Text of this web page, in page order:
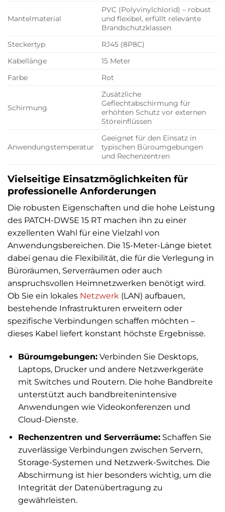
Mantelmaterial
PVC (Polyvinylchlorid) – robust
und flexibel, erfüllt relevante
Brandschutzklassen
Steckertyp
RJ45 (8P8C)
Kabellänge
15 Meter
Farbe
Rot
Schirmung
Zusätzliche
Geflechtabschirmung für
erhöhten Schutz vor externen
Störeinflüssen
Anwendungstemperatur
Geeignet für den Einsatz in
typischen Büroumgebungen
und Rechenzentren
Vielseitige Einsatzmöglichkeiten für
professionelle Anforderungen
Die robusten Eigenschaften und die hohe Leistung
des PATCH-DW5E 15 RT machen ihn zu einer
exzellenten Wahl für eine Vielzahl von
Anwendungsbereichen. Die 15-Meter-Länge bietet
dabei genau die Flexibilität, die für die Verlegung in
Büroräumen, Serverräumen oder auch
anspruchsvollen Heimnetzwerken benötigt wird.
Ob Sie ein lokales Netzwerk (LAN) aufbauen,
bestehende Infrastrukturen erweitern oder
spezifische Verbindungen schaffen möchten –
dieses Kabel liefert konstant höchste Ergebnisse.
Büroumgebungen:Verbinden Sie Desktops,
Laptops, Drucker und andere Netzwerkgeräte
mit Switches und Routern. Die hohe Bandbreite
unterstützt auch bandbreitenintensive
Anwendungen wie Videokonferenzen und
Cloud-Dienste.
Rechenzentren und Serverräume:Schaffen Sie
zuverlässige Verbindungen zwischen Servern,
Storage-Systemen und Netzwerk-Switches. Die
Abschirmung ist hier besonders wichtig, um die
Integrität der Datenübertragung zu
gewährleisten.